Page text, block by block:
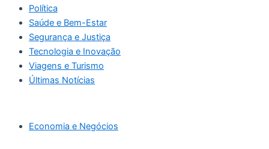
Política
Saúde e Bem-Estar
Segurança e Justiça
Tecnologia e Inovação
Viagens e Turismo
Últimas Notícias
Economia e Negócios